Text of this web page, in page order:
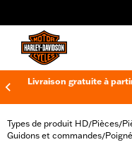
Livraison gratuite à
Types de produit HD/Pièces/
Guidons et commandes/